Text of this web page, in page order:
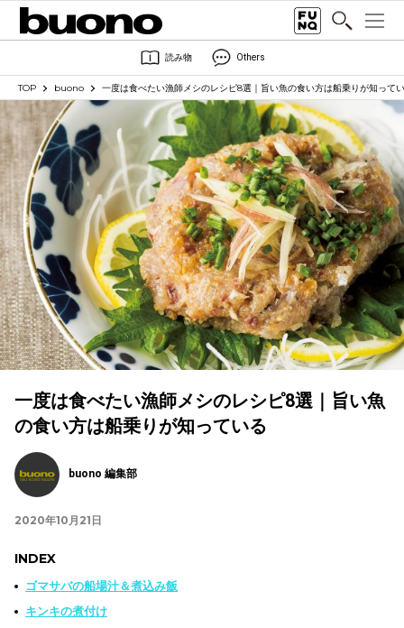
読み物 Others
TOP buono 一度は食べたい漁師メシのレシピ8選｜旨い魚の食い方は船乗りが知って
一度は食べたい漁師メシのレシピ8選｜旨い魚
の食い方は船乗りが知っている
buono 編集部
2020年10月21日
INDEX
ゴマサバの船場汁＆煮込み飯
キンキの煮付け